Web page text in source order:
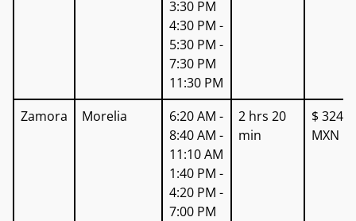
3:30 PM
4:30 PM -
5:30 PM -
7:30 PM
11:30 PM
Zamora Morelia
6:20 AM -
8:40 AM -
11:10 AM
1:40 PM -
4:20 PM -
7:00 PM
2 hrs 20
min
$ 324
MXN